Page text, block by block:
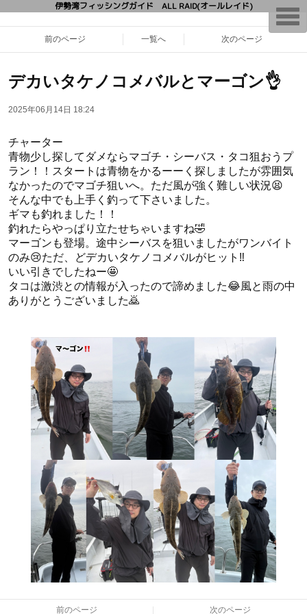
伊勢湾フィッシングガイド ALL RAID(オールレイド)
前のページ 一覧へ 次のページ
デカいタケノコメバルとマーゴン👌
2025年06月14日 18:24
チャーター
青物少し探してダメならマゴチ・シーバス・タコ狙おうプ
ラン！！スタートは青物をかるーーく探しましたが雰囲気
なかったのでマゴチ狙いへ。ただ風が強く難しい状況😫
そんな中でも上手く釣って下さいました。
ギマも釣れました！！
釣れたらやっぱり立たせちゃいますね🤣
マーゴンも登場。途中シーバスを狙いましたがワンバイト
のみ😢ただ、どデカいタケノコメバルがヒット‼️
いい引きでしたねー🤩
タコは激渋との情報が入ったので諦めました😂風と雨の中
ありがとうございました🙇
前のページ 次のページ
T
o
g
l
o
n